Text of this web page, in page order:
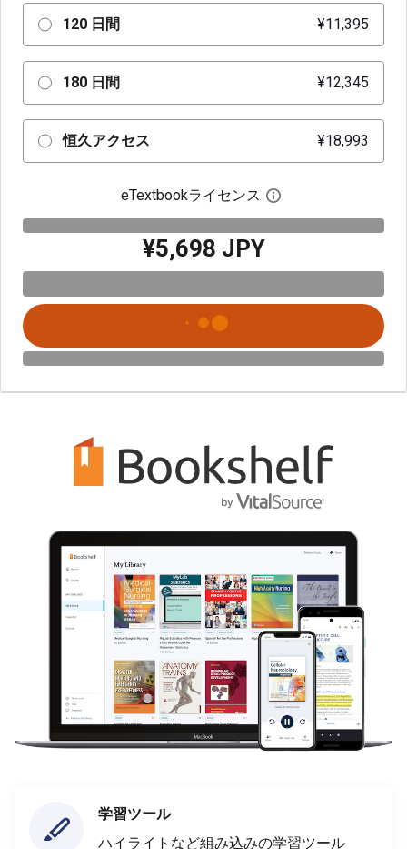
120 日間 ¥11,395
180 日間 ¥12,345
恒久アクセス ¥18,993
eTextbookライセンス デジタルライセン
¥5,698 JPY
学習ツール
ハイライトなど組み込みの学習ツール